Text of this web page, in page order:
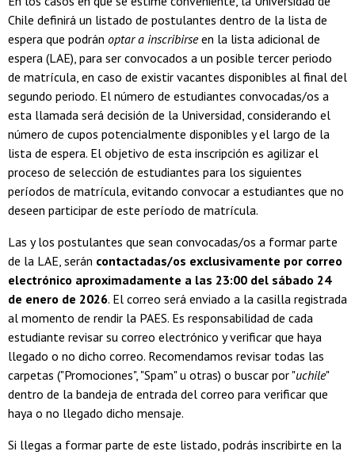
Chile definirá un listado de postulantes dentro de la lista de
espera que podrán optar a inscribirseen la lista adicional de
espera (LAE), para ser convocados a un posible tercer periodo
de matrícula, en caso de existir vacantes disponibles al final del
segundo periodo. El número de estudiantes convocadas/os a
esta llamada será decisión de la Universidad, considerando el
número de cupos potencialmente disponibles y el largo de la
lista de espera. El objetivo de esta inscripción es agilizar el
proceso de selección de estudiantes para los siguientes
períodos de matrícula, evitando convocar a estudiantes que no
deseen participar de este período de matrícula.
Las y los postulantes que sean convocadas/os a formar parte
de la LAE, serán contactadas/os exclusivamente por correo
electrónico aproximadamente a las 23:00 del sábado 24
de enero de 2026. El correo será enviado a la casilla registrada
al momento de rendir la PAES. Es responsabilidad de cada
estudiante revisar su correo electrónico y verificar que haya
llegado o no dicho correo. Recomendamos revisar todas las
carpetas ("Promociones", "Spam" u otras) o buscar por "uchile"
dentro de la bandeja de entrada del correo para verificar que
haya o no llegado dicho mensaje.
Si llegas a formar parte de este listado, podrás inscribirte en la